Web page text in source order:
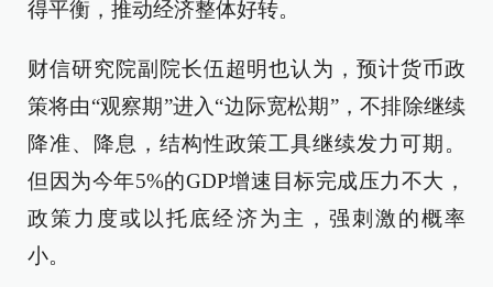
得平衡，推动经济整体好转。
财信研究院副院长伍超明也认为，预计货币政
策将由“观察期”进入“边际宽松期”，不排除继续
降准、降息，结构性政策工具继续发力可期。
但因为今年5%的GDP增速目标完成压力不大，
政策力度或以托底经济为主，强刺激的概率
小。